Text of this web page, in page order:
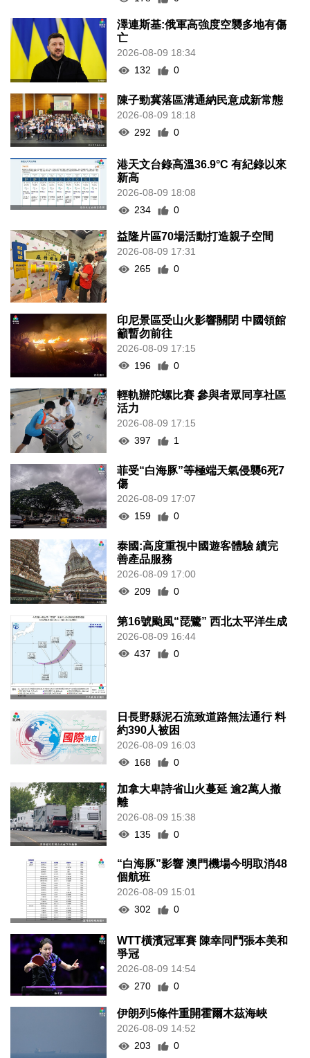
澤連斯基:俄軍高強度空襲多地有傷
亡
2026-08-09 18:34
132
0
陳子勁冀落區溝通納民意成新常態
2026-08-09 18:18
292
0
港天文台錄高溫36.9°C 有紀錄以來
新高
2026-08-09 18:08
234
0
益隆片區70場活動打造親子空間
2026-08-09 17:31
265
0
印尼景區受山火影響關閉 中國領館
籲暫勿前往
2026-08-09 17:15
196
0
輕軌辦陀螺比賽 參與者眾同享社區
活力
2026-08-09 17:15
397
1
菲受“白海豚”等極端天氣侵襲6死7
傷
2026-08-09 17:07
159
0
泰國:高度重視中國遊客體驗 續完
善產品服務
2026-08-09 17:00
209
0
第16號颱風“琵鷺” 西北太平洋生成
2026-08-09 16:44
437
0
日長野縣泥石流致道路無法通行 料
約390人被困
2026-08-09 16:03
168
0
加拿大卑詩省山火蔓延 逾2萬人撤
離
2026-08-09 15:38
135
0
“白海豚”影響 澳門機場今明取消48
個航班
2026-08-09 15:01
302
0
WTT橫濱冠軍賽 陳幸同鬥張本美和
爭冠
2026-08-09 14:54
270
0
伊朗列5條件重開霍爾木茲海峽
2026-08-09 14:52
203
0